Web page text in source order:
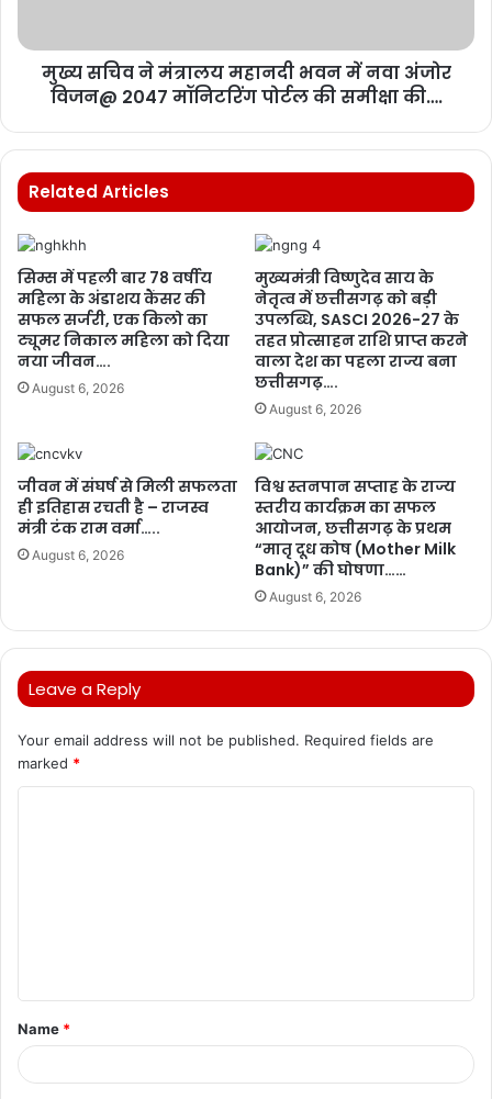
मुख्य सचिव ने मंत्रालय महानदी भवन में नवा अंजोर
विजन@ 2047 मॉनिटरिंग पोर्टल की समीक्षा की….
Related Articles
सिम्स में पहली बार 78 वर्षीय
महिला के अंडाशय कैंसर की
सफल सर्जरी, एक किलो का
ट्यूमर निकाल महिला को दिया
नया जीवन….
August 6, 2026
मुख्यमंत्री विष्णुदेव साय के
नेतृत्व में छत्तीसगढ़ को बड़ी
उपलब्धि, SASCI 2026-27 के
तहत प्रोत्साहन राशि प्राप्त करने
वाला देश का पहला राज्य बना
छत्तीसगढ़….
August 6, 2026
जीवन में संघर्ष से मिली सफलता
ही इतिहास रचती है – राजस्व
मंत्री टंक राम वर्मा…..
August 6, 2026
विश्व स्तनपान सप्ताह के राज्य
स्तरीय कार्यक्रम का सफल
आयोजन, छत्तीसगढ़ के प्रथम
“मातृ दूध कोष (Mother Milk
Bank)” की घोषणा……
August 6, 2026
Leave a Reply
Your email address will not be published. Required fields are
marked *
t
*
Name *